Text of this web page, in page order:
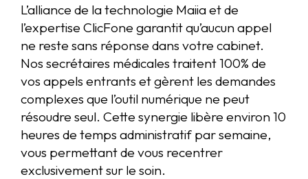
L’alliance de la technologie Maiia et de
l’expertise ClicFone garantit qu’aucun appel
ne reste sans réponse dans votre cabinet.
Nos secrétaires médicales traitent 100% de
vos appels entrants et gèrent les demandes
complexes que l’outil numérique ne peut
résoudre seul. Cette synergie libère environ 10
heures de temps administratif par semaine,
vous permettant de vous recentrer
exclusivement sur le soin.